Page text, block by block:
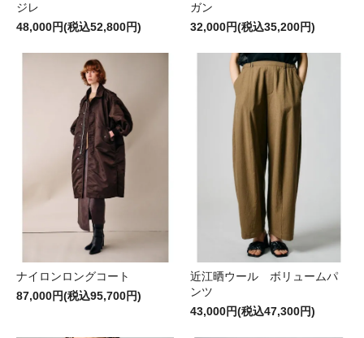
ジレ
48,000円(税込52,800円)
ガン
32,000円(税込35,200円)
ナイロンロングコート
87,000円(税込95,700円)
近江晒ウール ボリュームパ
ンツ
43,000円(税込47,300円)